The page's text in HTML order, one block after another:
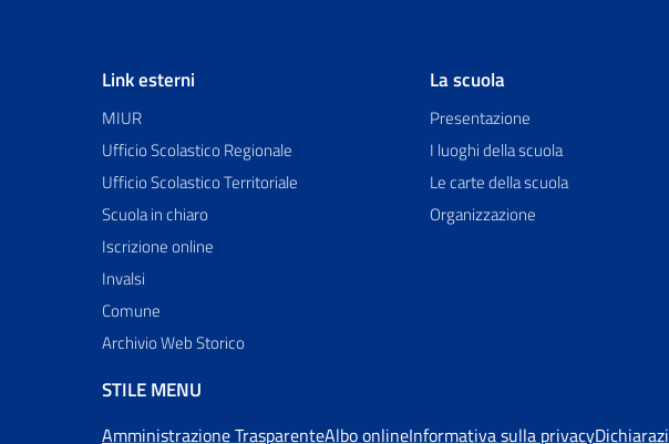
Link esterni
MIUR
Ufficio Scolastico Regionale
Ufficio Scolastico Territoriale
Scuola in chiaro
Iscrizione online
Invalsi
Comune
Archivio Web Storico
STILE MENU
La scuola
Presentazione
I luoghi della scuola
Le carte della scuola
Organizzazione
Amministrazione TrasparenteAlbo onlineInformativa sulla privacy